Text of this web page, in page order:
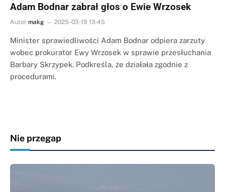
Adam Bodnar zabrał głos o Ewie Wrzosek
Autor makg 2025-03-19 13:45
Minister sprawiedliwości Adam Bodnar odpiera zarzuty
wobec prokurator Ewy Wrzosek w sprawie przesłuchania
Barbary Skrzypek. Podkreśla, że działała zgodnie z
procedurami.
Nie przegap